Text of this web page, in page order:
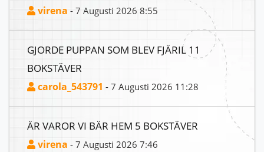
virena - 7 Augusti 2026 8:55
GJORDE PUPPAN SOM BLEV FJÄRIL 11
BOKSTÄVER
carola_543791 - 7 Augusti 2026 11:28
ÄR VAROR VI BÄR HEM 5 BOKSTÄVER
virena - 7 Augusti 2026 7:46